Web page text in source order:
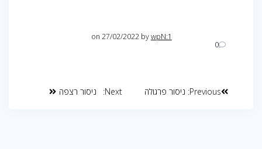
bywpN:1
on 27/02/2022
0
Previous: ניסור פרגולה Next: ניסור רצפה